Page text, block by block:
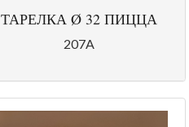
ТАРЕЛКА Ø 32 ПИЦЦА
207A